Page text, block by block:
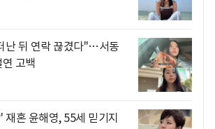
난 뒤 연락 끊겼다"…서동
고백
혼 윤해영, 55세 믿기지